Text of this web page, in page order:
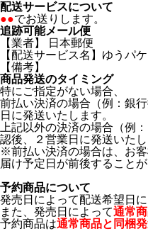
配送サービスについて
●●でお送りします。
追跡可能メール便
【業者】 日本郵便
【配送サービス名】ゆうパケ
【備考】
商品発送のタイミング
特にご指定がない場合、
前払い決済の場合（例：銀
日に発送いたします。
上記以外の決済の場合（
認後、２営業日に発送いたし
※前払い決済の場合は、お
届け予定日が前後することが
予約商品について
発売日によって配送希望日
また、発売日によって通常
予約商品は通常商品と同梱発